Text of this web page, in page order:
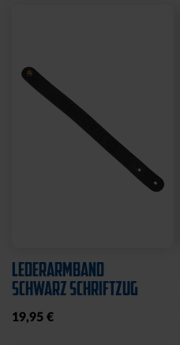
LEDERARMBAND
SCHWARZ SCHRIFTZUG
19,95 €